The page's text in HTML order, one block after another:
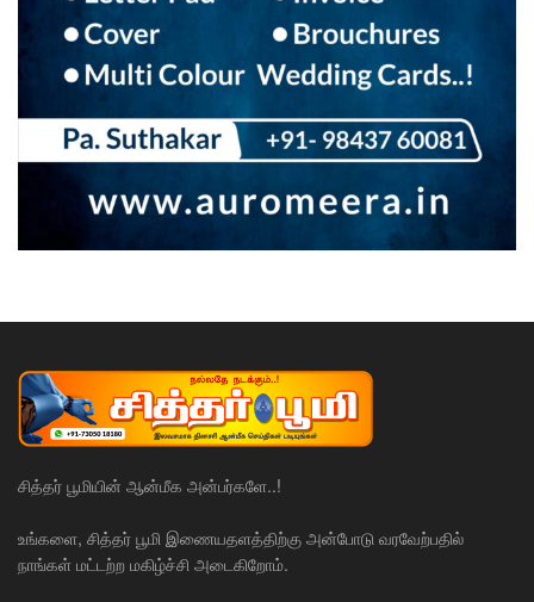
சித்தர் பூமியின் ஆன்மீக அன்பர்களே..!
உங்களை, சித்தர் பூமி இணையதளத்திற்கு அன்போடு வரவேற்பதில்
நாங்கள் மட்டற்ற மகிழ்ச்சி அடைகிறோம்.